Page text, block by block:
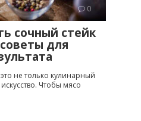
0
сочный стейк
для
не только кулинарный
Чтобы мясо